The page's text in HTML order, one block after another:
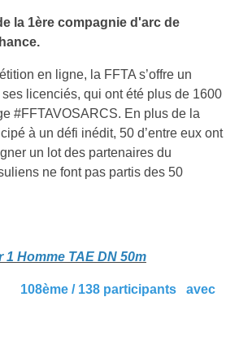
la 1ère compagnie d'arc de
en ligne, la FFTA s’offre un
licenciés, qui ont été plus de 1600
#FFTAVOSARCS. En plus de la
à un défi inédit, 50 d’entre eux ont
un lot des partenaires du
ne font pas partis des 50
Homme TAE DN 50m
108ème / 138 participants avec